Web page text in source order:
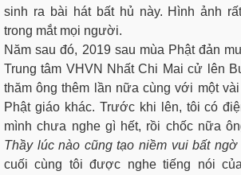
sinh ra bài hát bất hủ này. Hình ảnh
trong mắt mọi người.
Năm sau đó, 2019 sau mùa Phật đản
Trung tâm VHVN Nhất Chi Mai cử lên
thăm ông thêm lần nữa cùng với một
Phật giáo khác. Trước khi lên, tôi có
mình chưa nghe gì hết, rồi chốc nữa
Thầy lúc nào cũng tạo niềm vui bất ngờ
cuối cùng tôi được nghe tiếng nói